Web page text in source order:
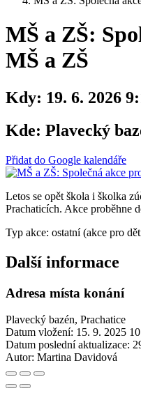
MŠ a ZŠ:
MŠ a ZŠ
Kdy: 19. 6. 2026
Kde: Plavecký
Přidat do Google kalendáře
Letos se opět škola i školka
Prachaticích. Akce proběhne
Typ akce: ostatní (akce pro
Další informace
Adresa místa konání
Plavecký bazén, Prachatice
Datum vložení: 15. 9. 2025
Datum poslední aktualizace:
Autor: Martina Davidová